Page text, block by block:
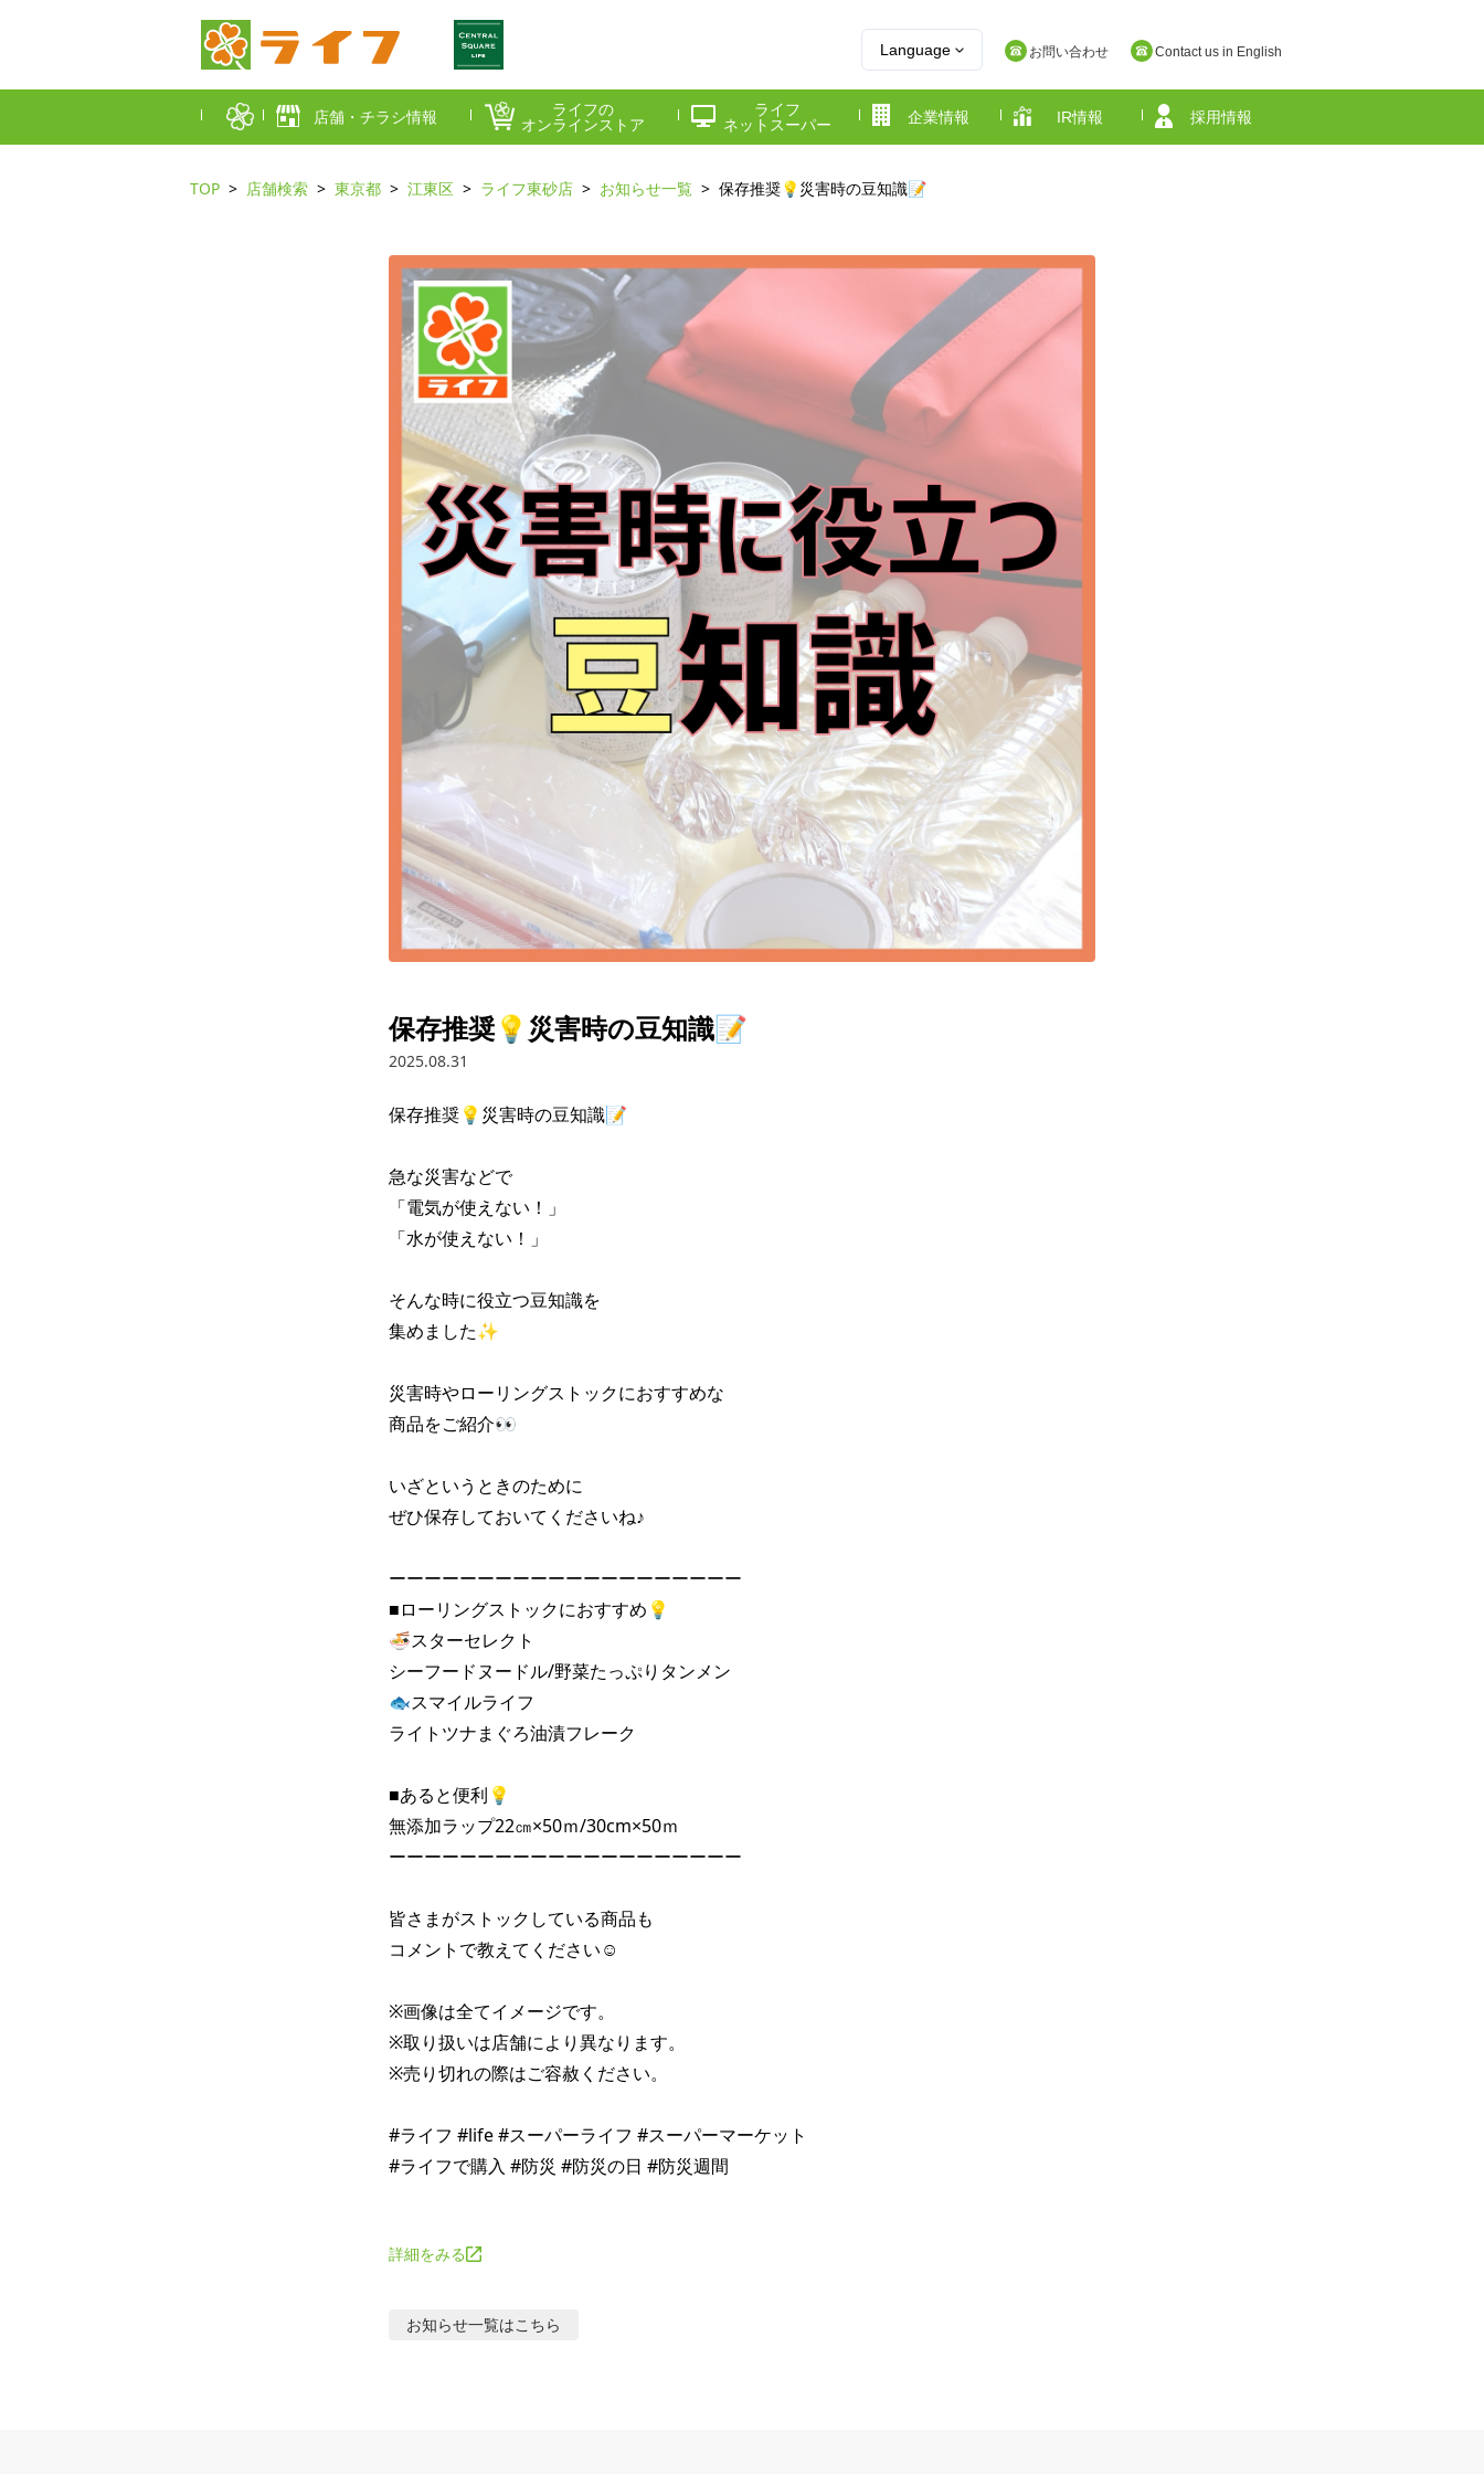
Language お問い合わせ Contact us in English
店舗・チラシ情報
大阪府 京都府 兵庫県
ライフの
オンラインストア
ライフ
ネットスーパー
企業情報 IR情報 採用情報
TOP 店舗検索 東京都 江東区 ライフ東砂店 お知らせ一覧 保存推奨💡災害時の豆知識📝
保存推奨💡災害時の豆知識📝
2025.08.31
保存推奨💡災害時の豆知識📝
急な災害などで
「電気が使えない！」
「水が使えない！」
そんな時に役立つ豆知識を
集めました✨
災害時やローリングストックにおすすめな
商品をご紹介👀
いざというときのために
ぜひ保存しておいてくださいね♪
ーーーーーーーーーーーーーーーーーーーー
■ローリングストックにおすすめ💡
🍜スターセレクト
シーフードヌードル/野菜たっぷりタンメン
🐟スマイルライフ
ライトツナまぐろ油漬フレーク
■あると便利💡
無添加ラップ22㎝×50ｍ/30cm×50ｍ
ーーーーーーーーーーーーーーーーーーーー
皆さまがストックしている商品も
コメントで教えてください☺
※画像は全てイメージです。
※取り扱いは店舗により異なります。
※売り切れの際はご容赦ください。
#ライフ #life #スーパーライフ #スーパーマーケット
#ライフで購入 #防災 #防災の日 #防災週間
詳細をみる
お知らせ一覧はこちら